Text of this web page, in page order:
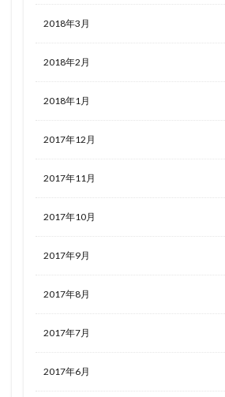
2018年3月
2018年2月
2018年1月
2017年12月
2017年11月
2017年10月
2017年9月
2017年8月
2017年7月
2017年6月